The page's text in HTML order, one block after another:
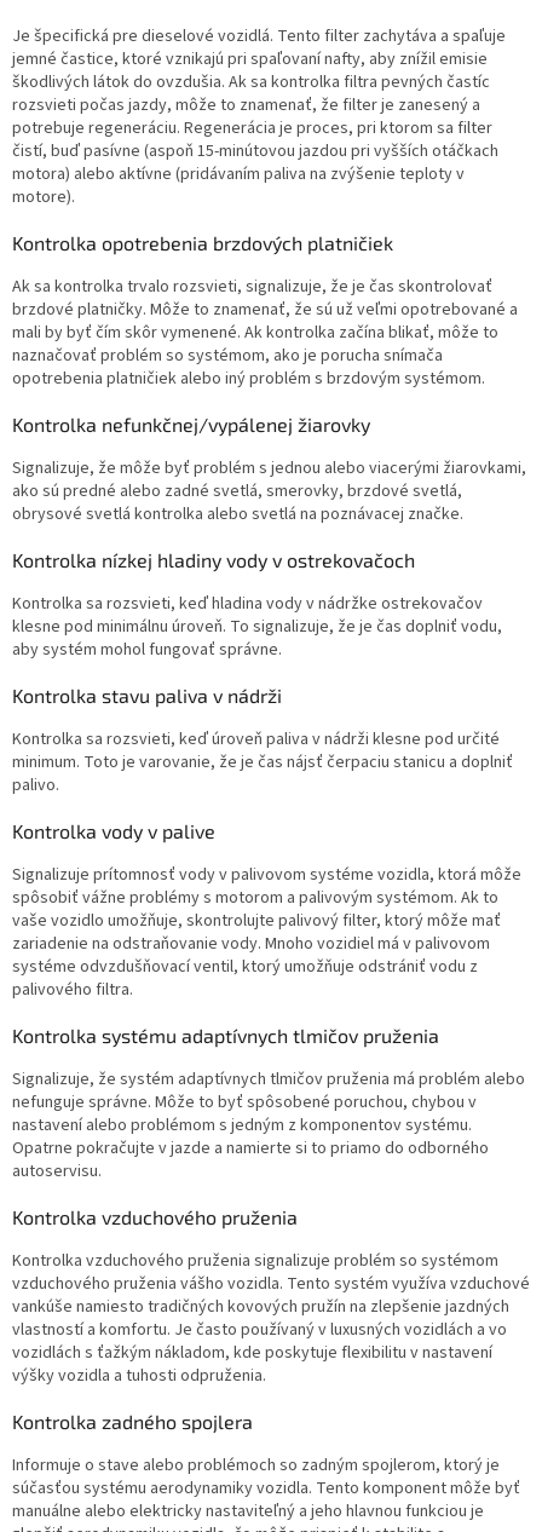
Je špecifická pre dieselové vozidlá. Tento filter zachytáva a spaľuje
jemné častice, ktoré vznikajú pri spaľovaní nafty, aby znížil emisie
škodlivých látok do ovzdušia. Ak sa kontrolka filtra pevných častíc
rozsvieti počas jazdy, môže to znamenať, že filter je zanesený a
potrebuje regeneráciu. Regenerácia je proces, pri ktorom sa filter
čistí, buď pasívne (aspoň 15-minútovou jazdou pri vyšších otáčkach
motora) alebo aktívne (pridávaním paliva na zvýšenie teploty v
motore).
Kontrolka opotrebenia brzdových platničiek
Ak sa kontrolka trvalo rozsvieti, signalizuje, že je čas skontrolovať
brzdové platničky. Môže to znamenať, že sú už veľmi opotrebované a
mali by byť čím skôr vymenené. Ak kontrolka začína blikať, môže to
naznačovať problém so systémom, ako je porucha snímača
opotrebenia platničiek alebo iný problém s brzdovým systémom.
Kontrolka nefunkčnej/vypálenej žiarovky
Signalizuje, že môže byť problém s jednou alebo viacerými žiarovkami,
ako sú predné alebo zadné svetlá, smerovky, brzdové svetlá,
obrysové svetlá kontrolka alebo svetlá na poznávacej značke.
Kontrolka nízkej hladiny vody v ostrekovačoch
Kontrolka sa rozsvieti, keď hladina vody v nádržke ostrekovačov
klesne pod minimálnu úroveň. To signalizuje, že je čas doplniť vodu,
aby systém mohol fungovať správne.
Kontrolka stavu paliva v nádrži
Kontrolka sa rozsvieti, keď úroveň paliva v nádrži klesne pod určité
minimum. Toto je varovanie, že je čas nájsť čerpaciu stanicu a doplniť
palivo.
Kontrolka vody v palive
Signalizuje prítomnosť vody v palivovom systéme vozidla, ktorá môže
spôsobiť vážne problémy s motorom a palivovým systémom. Ak to
vaše vozidlo umožňuje, skontrolujte palivový filter, ktorý môže mať
zariadenie na odstraňovanie vody. Mnoho vozidiel má v palivovom
systéme odvzdušňovací ventil, ktorý umožňuje odstrániť vodu z
palivového filtra.
Kontrolka systému adaptívnych tlmičov pruženia
Signalizuje, že systém adaptívnych tlmičov pruženia má problém alebo
nefunguje správne. Môže to byť spôsobené poruchou, chybou v
nastavení alebo problémom s jedným z komponentov systému.
Opatrne pokračujte v jazde a namierte si to priamo do odborného
autoservisu.
Kontrolka vzduchového pruženia
Kontrolka vzduchového pruženia signalizuje problém so systémom
vzduchového pruženia vášho vozidla. Tento systém využíva vzduchové
vankúše namiesto tradičných kovových pružín na zlepšenie jazdných
vlastností a komfortu. Je často používaný v luxusných vozidlách a vo
vozidlách s ťažkým nákladom, kde poskytuje flexibilitu v nastavení
výšky vozidla a tuhosti odpruženia.
Kontrolka zadného spojlera
Informuje o stave alebo problémoch so zadným spojlerom, ktorý je
súčasťou systému aerodynamiky vozidla. Tento komponent môže byť
manuálne alebo elektricky nastaviteľný a jeho hlavnou funkciou je